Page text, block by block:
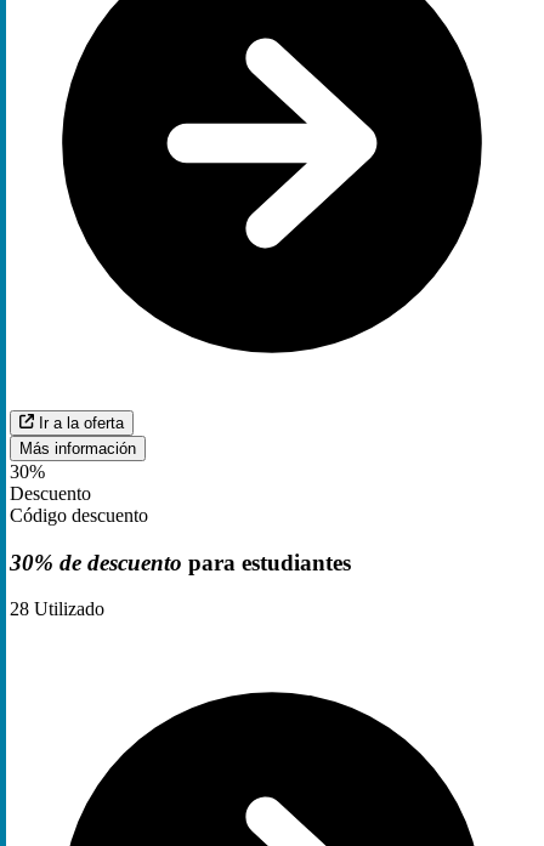
Ir a la oferta
Más información
30%
Descuento
Código descuento
30% de descuento para estudiantes
28 Utilizado